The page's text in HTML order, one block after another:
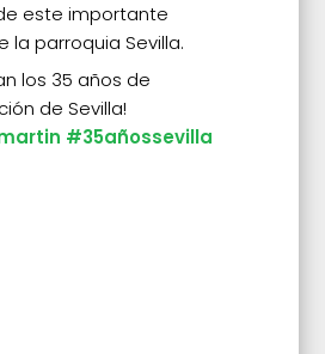
este importante
la parroquia Sevilla.
los 35 años de
de Sevilla!
#35añossevilla